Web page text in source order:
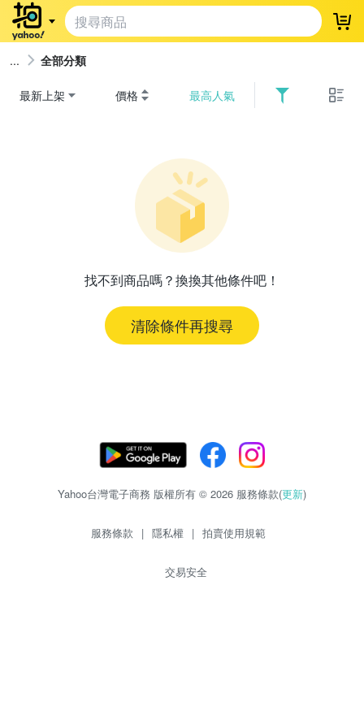
登
全部分類
最新上架 價格 最高人氣
找不到商品嗎？換換其他條件吧！
清除條件再搜尋
Yahoo台灣電子商務 版權所有 © 2026 服務條款(更新)
服務條款 | 隱私權 | 拍賣使用規範
交易安全